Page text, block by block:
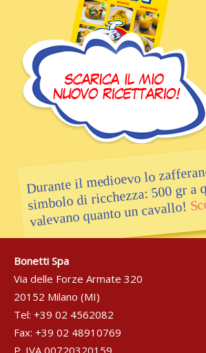
Durante il medioevo lo
simbolo di ricchezza: 500 gr a
valevano quanto un cavallo!
Bonetti Spa
Via delle Forze Armate 320
20152 Milano (MI)
Tel: +39 02 4562082
Fax: +39 02 48910769
P. IVA 00720320159